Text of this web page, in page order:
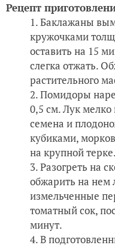
Рецепт
Баклажаны
кружочками
оставить на 15
слегка отжать.
растительного
Помидоры
0,5 см. Лук мелко
семена и
кубиками,
на крупной терке.
Разогреть на
обжарить на нем
измельченные
томатный сок,
минут.
В